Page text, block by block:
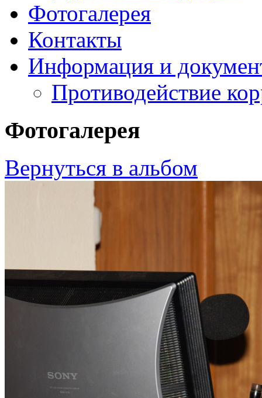
Фотогалерея
Контакты
Информация и
Противодействие
Фотогалерея
Вернуться в альбом